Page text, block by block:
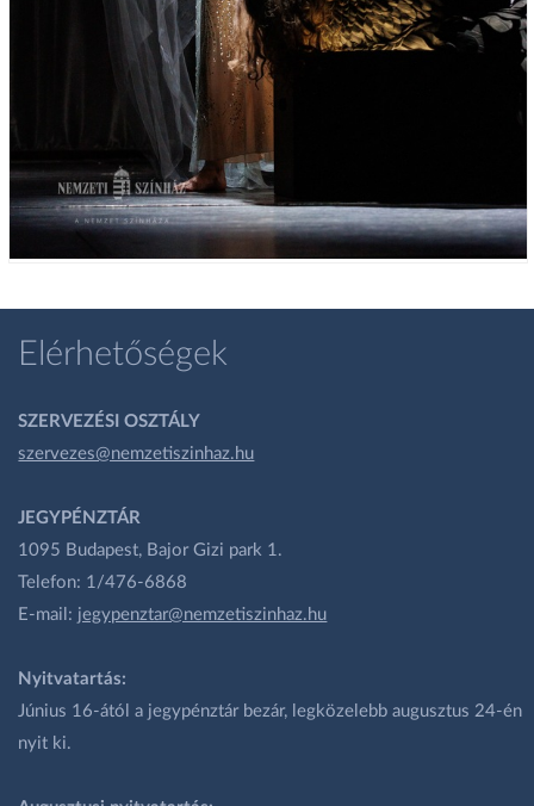
Elérhetőségek
SZERVEZÉSI OSZTÁLY
szervezes@nemzetiszinhaz.hu
JEGYPÉNZTÁR
1095 Budapest, Bajor Gizi park 1.
Telefon: 1/476-6868
E-mail: jegypenztar@nemzetiszinhaz.hu
Nyitvatartás:
Június 16-ától a jegypénztár bezár, legközelebb augusztus 24-én
nyit ki.